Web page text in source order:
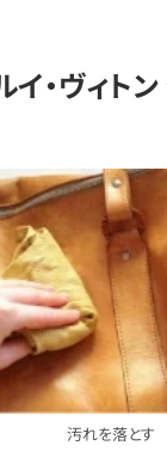
イ・ヴィト
汚れを落とす